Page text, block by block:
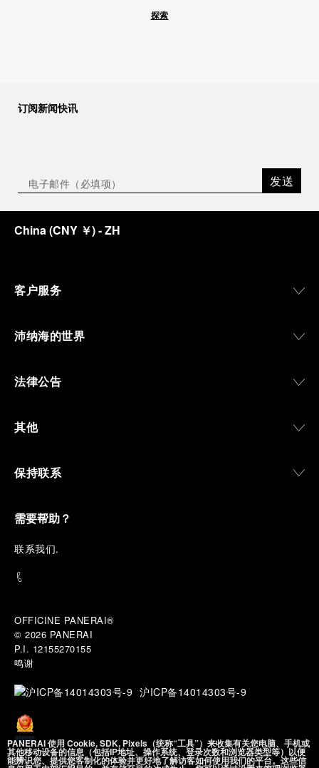
探索
订阅新闻快讯
发送
China(CNY ￥)- ZH
客户服务
沛纳海的世界
法律公告
其他
保持联系
需要帮助？
联系我们.
OFFICINE PANERAI®
© 2026 PANERAI
P.I. 12155270155
鸣谢
沪ICP备14014303号-9
沪公网安备
PANERAI 使用 Cookie, SDK, Pixels（统称“工具”）来收集有关您电脑、手机或
其他移动设备的信息（包括IP地址、操作系统、登录次数和浏览器类型等）以便
能辨识您、提供您客制化的体验并更好地了解访客如何使用我们的平台。这些信